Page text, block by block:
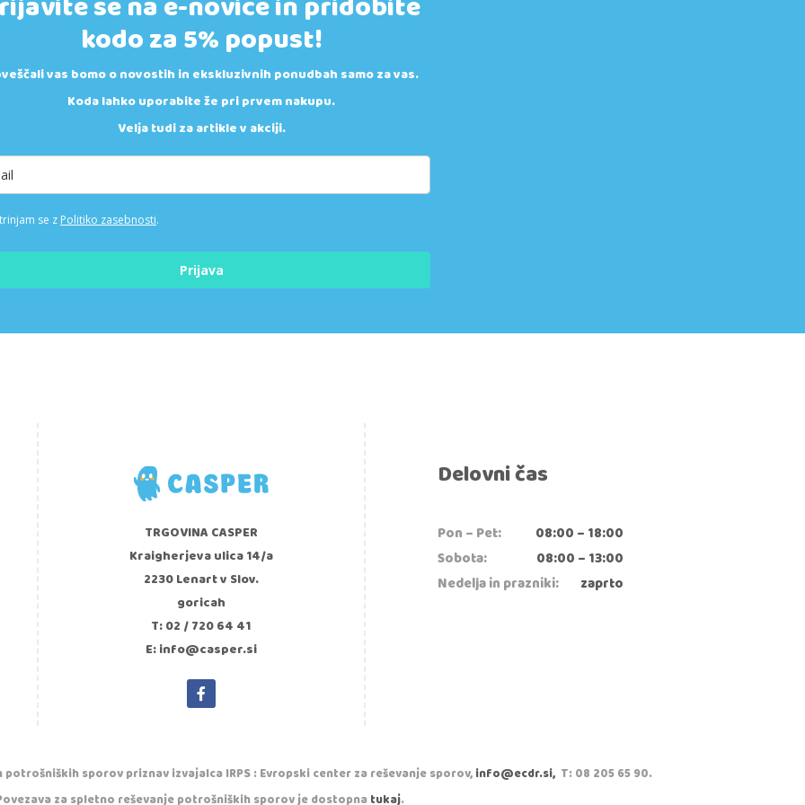
kodo za 5% popust!
vas bomo o novostih in ekskluzivnih ponudbah samo za vas.
Koda lahko uporabite že pri prvem nakupu.
Velja tudi za artikle v akciji.
se z Politiko zasebnosti.
Prijava
TRGOVINA CASPER
Kraigherjeva ulica 14/a
2230 Lenart v Slov.
goricah
T: 02 / 720 64 41
E: info@casper.si
Delovni čas
Pon – Pet:
08:00 – 18:00
Sobota:
08:00 – 13:00
Nedelja in prazniki:
zaprto
sporov priznav izvajalca IRPS : Evropski center za reševanje sporov,info@ecdr.si, T: 08 205 65 90.
za spletno reševanje potrošniških sporov je dostopnatukaj.